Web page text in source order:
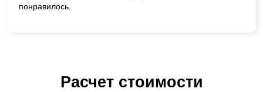
понравилось.
Расчет стоимости